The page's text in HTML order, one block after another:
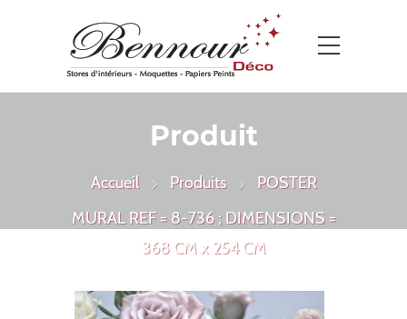
Produit
Accueil Produits
POSTER
MURAL REF = 8-736 ; DIMENSIONS =
368 CM x 254 CM